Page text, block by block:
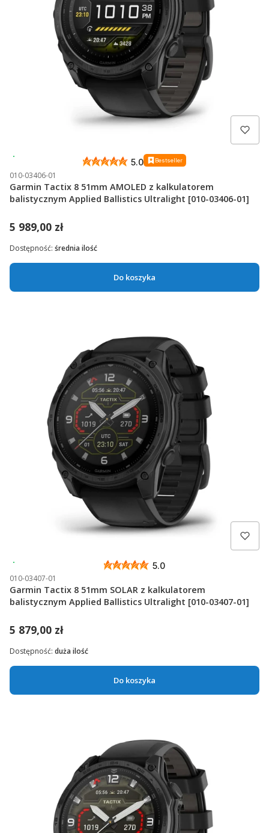
5.0 Bestseller
010-03406-01
Garmin Tactix 8 51mm AMOLED z kalkulatorem
balistycznym Applied Ballistics Ultralight [010-03406-01]
5 989,00 zł
Do koszyka
Dostępność: średnia ilość
5.0
010-03407-01
Garmin Tactix 8 51mm SOLAR z kalkulatorem
balistycznym Applied Ballistics Ultralight [010-03407-01]
5 879,00 zł
Do koszyka
Dostępność: duża ilość